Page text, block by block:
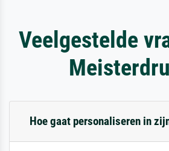
Veelgestelde
Hoe gaat personaliseren in